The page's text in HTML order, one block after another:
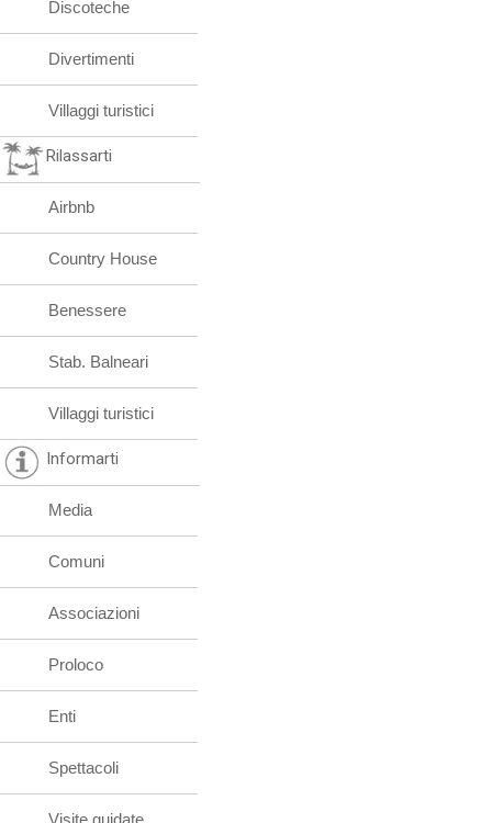
Discoteche
Divertimenti
Villaggi turistici
Rilassarti
Airbnb
Country House
Benessere
Stab. Balneari
Villaggi turistici
Informarti
Media
Comuni
Associazioni
Proloco
Enti
Spettacoli
Visite guidate